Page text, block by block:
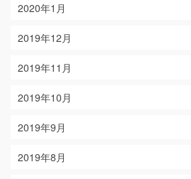
2020年1月
2019年12月
2019年11月
2019年10月
2019年9月
2019年8月